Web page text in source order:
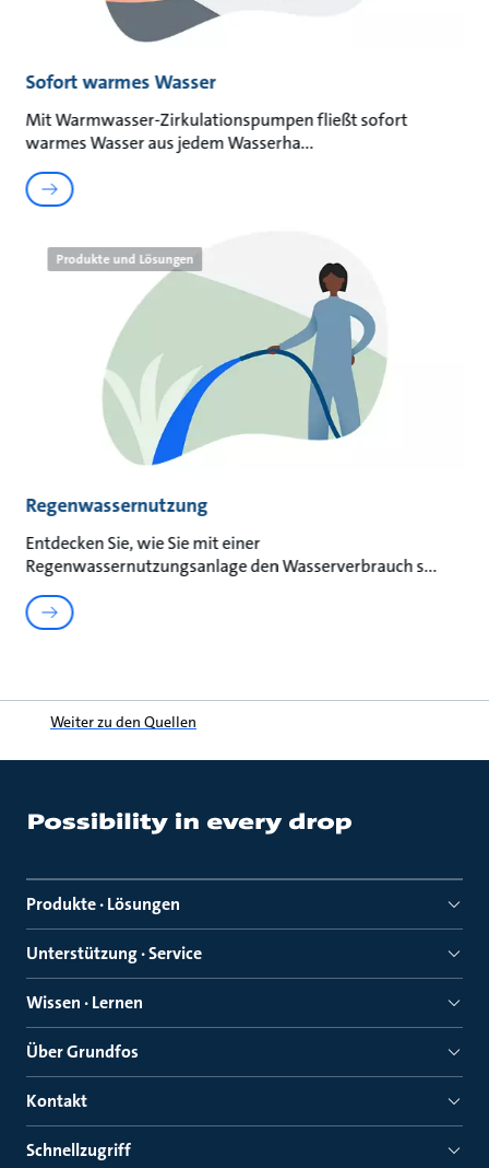
Sofort warmes Wasser
Mit Warmwasser-Zirkulationspumpen fließt sofort
warmes Wasser aus jedem Wasserha
Produkte und Lösungen
Regenwassernutzung
Entdecken Sie, wie Sie mit einer
Regenwassernutzungsanlage den Wasserverbrauch s
Weiter zu den Quellen
Produkte · Lösungen
Unterstützung · Service
Wissen · Lernen
Über Grundfos
Kontakt
Schnellzugriff